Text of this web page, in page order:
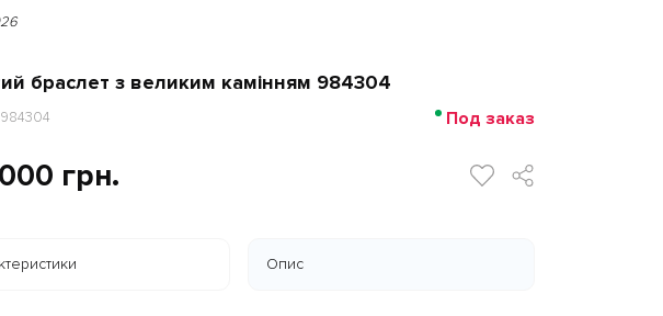
браслет з великим камінням 984304
Под заказ
грн.
Опис